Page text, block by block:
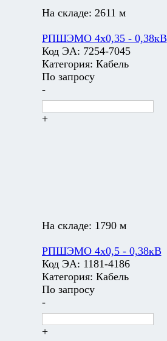
На складе: 2611 м
РПШЭМО 4х0,35 - 0,38кВ
Код ЭА: 7254-7045
Категория: Кабель
По запросу
-
+
На складе: 1790 м
РПШЭМО 4х0,5 - 0,38кВ
Код ЭА: 1181-4186
Категория: Кабель
По запросу
-
+